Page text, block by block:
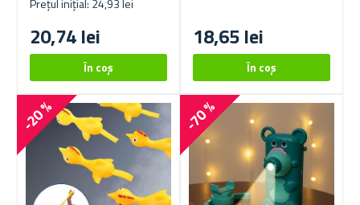
Prețul inițial: 24,93 lei
20,74 lei 18,65 lei
-20 % -70 %